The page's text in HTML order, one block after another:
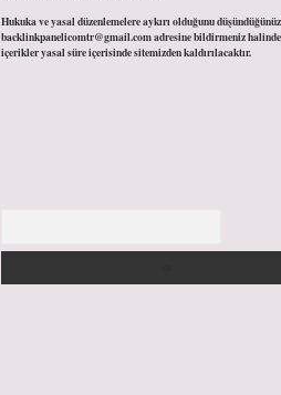
Hukuka ve yasal düzenlemelere aykırı olduğunu
backlinkpanelicomtr@gmail.comadresine bildirmeniz
içerikler yasal süre içerisinde sitemizden kaldırılacaktır.